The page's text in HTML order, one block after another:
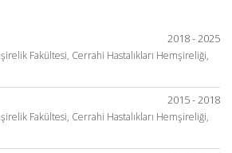
2018 - 2025
Fakültesi, Cerrahi Hastalıkları Hemşireliği,
2015 - 2018
Fakültesi, Cerrahi Hastalıkları Hemşireliği,